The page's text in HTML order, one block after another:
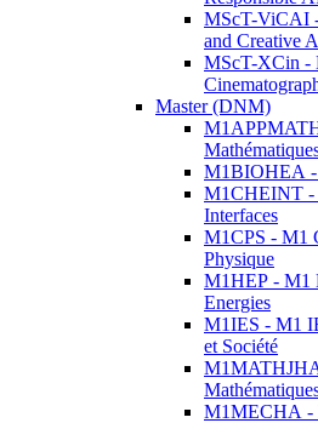
MScT-ViCAI
and Creative
MScT-XCin -
Master (DNM)
M1BIOHEA -
M1CHEINT -
Interfaces
M1CPS - M1
Physique
M1HEP - M1
Energies
M1IES - M1
et Société
M1MECHA -